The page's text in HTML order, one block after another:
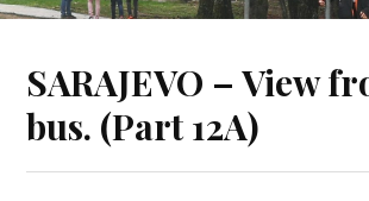
SARAJEVO – View
bus. (Part 12A)